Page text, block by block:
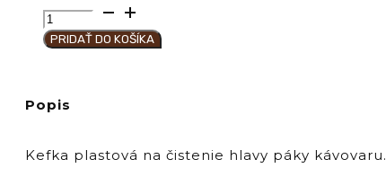
množstvo
Ricambi
Gardosi
červená
PRIDAŤ DO KOŠÍKA
Popis
Kefka plastová na čistenie hlavy páky kávovaru.